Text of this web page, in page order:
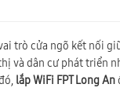
trò cửa ngõ kết nối
và dân cư phát triển
lắp WiFi FPT Long An